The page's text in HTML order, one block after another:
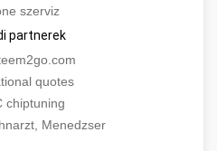
szerviz
partnerek
quotes
chiptuning
Menedzser